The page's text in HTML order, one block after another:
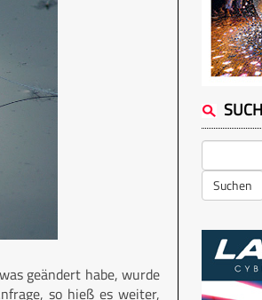
geändert habe, wurde
so hieß es weiter,
Suchen